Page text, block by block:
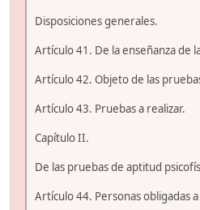
Disposiciones generales.
Artículo 41. De la enseñanza de
Artículo 42. Objeto de las
Artículo 43. Pruebas a realizar.
Capítulo II.
De las pruebas de aptitud
Artículo 44. Personas obligadas